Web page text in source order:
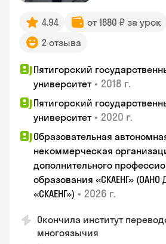
4.94 от 1880 ₽ за урок
2 отзыва
Пятигорский
университет • 2018 г.
Пятигорский
университет • 2020 г.
Образовательная
некоммерческая
дополнительного
образования «СКАЕНГ» (ОАНО
«СКАЕНГ») • 2026 г.
Окончила институт
многоязычия